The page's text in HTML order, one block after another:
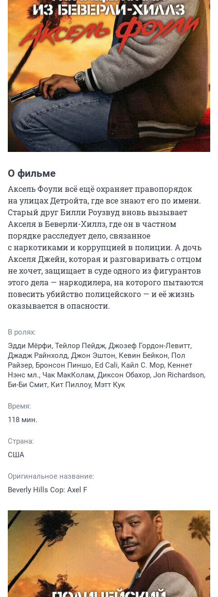
О фильме
Аксель Фоули всё ещё охраняет правопорядок
на улицах Детройта, где все знают его по имени.
Старый друг Билли Роузвуд вновь вызывает
Акселя в Беверли-Хиллз, где он в частном
порядке расследует дело, связанное
с наркотиками и коррупцией в полиции. А дочь
Акселя Джейн, которая и разговаривать с отцом
не хочет, защищает в суде одного из фигурантов
этого дела — наркодилера, на которого пытаются
повесить убийство полицейского — и её жизнь
оказывается в опасности.
В ролях:
Эдди Мёрфи, Тейлор Пейдж, Джозеф Гордон-Левитт,
Джадж Райнхолд, Джон Эштон, Кевин Бейкон, Пол
Райзер, Бронсон Пиншо, Ed Cali, Кайл С. Мор, Кеннет
Нэнс мл., Чак МакКолам, Диксон Обахор, Jon Richardson,
Би-Би Смит, Кит Пиллоу, Мэтт Кук
Время:
118 мин.
Страна:
США
Оригинальное название:
Beverly Hills Cop: Axel F